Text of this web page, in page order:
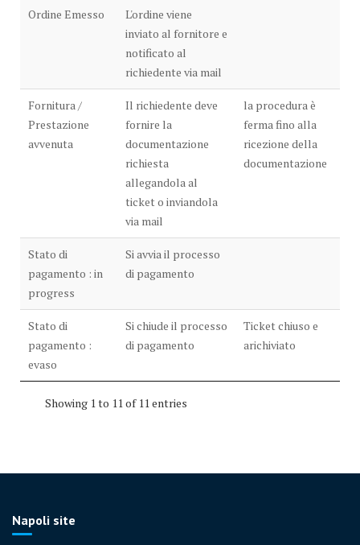
Ordine Emesso
L'ordine viene
inviato al fornitore e
notificato al
richiedente via mail
Fornitura /
Prestazione
avvenuta
Il richiedente deve
fornire la
documentazione
richiesta
allegandola al
ticket o inviandola
via mail
la procedura è
ferma fino alla
ricezione della
documentazione
Stato di
pagamento : in
progress
Si avvia il processo
di pagamento
Stato di
pagamento :
evaso
Si chiude il processo
di pagamento
Ticket chiuso e
arichiviato
Showing 1 to 11 of 11 entries
Napoli site